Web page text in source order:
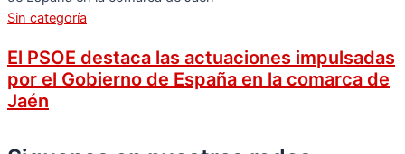
Sin categoría
El PSOE destaca las actuaciones impulsadas
por el Gobierno de España en la comarca de
Jaén